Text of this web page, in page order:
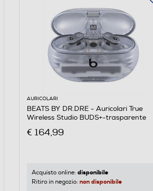
AURICOLARI
BEATS BY DR.DRE - Auricolari True
Wireless Studio BUDS+-trasparente
€ 164,99
Acquisto online: disponibile
Ritiro in negozio: non disponibile